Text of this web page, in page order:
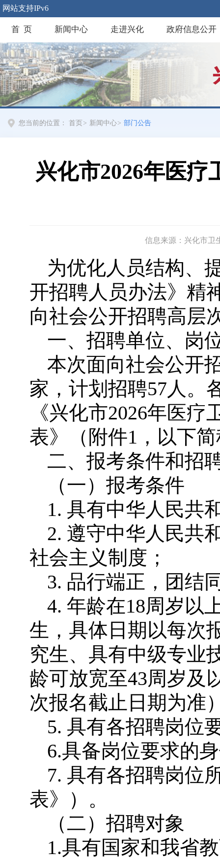
网站支持IPv6
首 页 新闻中心 走进兴化 政府信息公开
您当前的位置： 首页 > 新闻中心> 部门公告
兴化市2026年医
信息来源：兴化市卫
为优化人员结构、
开招聘人员办法》精
向社会公开招聘高层
一、招聘单位、岗
本次面向社会公开
家，计划招聘57人。
《兴化市2026年医
表》（附件1，以下
二、报考条件和招
（一）报考条件
1. 具有中华人民共
2. 遵守中华人民共
社会主义制度；
3. 品行端正，团结
4. 年龄在18周岁以
生，具体日期以每次
究生、具有中级专业
龄可放宽至43周岁及
次报名截止日期为准
5. 具有各招聘岗位
6.具备岗位要求的
7. 具有各招聘岗位
表》）。
（二）招聘对象
1.具有国家和我省